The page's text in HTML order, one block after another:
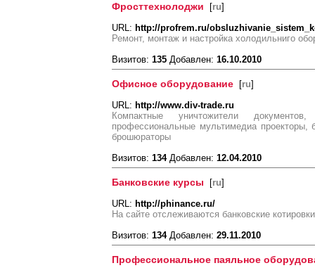
Фросттехнолоджи [ru]
URL: http://profrem.ru/
Ремонт, монтаж и настройка холодильниго
Визитов: 135 Добавлен: 16.10.2010
Офисное оборудование [ru]
URL: http://www.div-trade.ru
Компактные уничтожители документов,
профессиональные мультимедиа проекторы,
брошюраторы
Визитов: 134Добавлен: 12.04.2010
Банковские курсы [ru]
URL: http://phinance.ru/
На сайте отслеживаются банковские котировки
Визитов: 134Добавлен: 29.11.2010
Профессиональное паяльное